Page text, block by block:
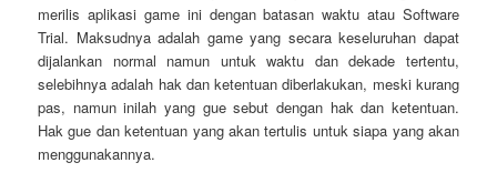
merilis aplikasi game ini dengan batasan waktu atau Software
Trial. Maksudnya adalah game yang secara keseluruhan dapat
dijalankan normal namun untuk waktu dan dekade tertentu,
selebihnya adalah hak dan ketentuan diberlakukan, meski kurang
pas, namun inilah yang gue sebut dengan hak dan ketentuan.
Hak gue dan ketentuan yang akan tertulis untuk siapa yang akan
menggunakannya.